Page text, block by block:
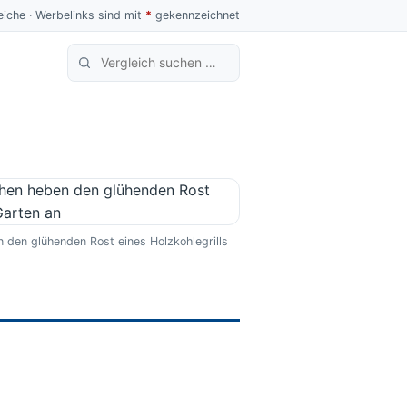
· Werbelinks sind mit * gekennzeichnet
Produktvergleich suchen
den glühenden Rost eines Holzkohlegrills